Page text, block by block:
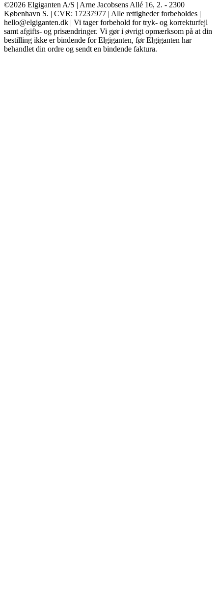
©2026 Elgiganten A/S | Arne Jacobsens Allé 16, 2. - 2300
København S. | CVR: 17237977 | Alle rettigheder forbeholdes |
hello@elgiganten.dk | Vi tager forbehold for tryk- og korrekturfejl
samt afgifts- og prisændringer. Vi gør i øvrigt opmærksom på at din
bestilling ikke er bindende for Elgiganten, før Elgiganten har
behandlet din ordre og sendt en bindende faktura.